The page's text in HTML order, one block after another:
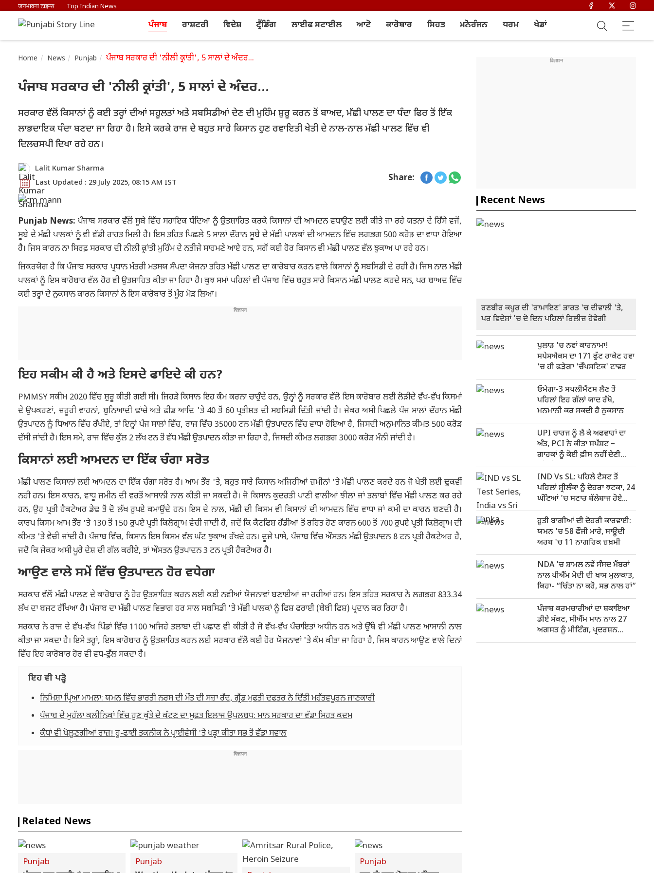
जनभावना टाइम्स Top Indian News
ਪੰਜਾਬ ਰਾਸ਼ਟਰੀ ਵਿਦੇਸ਼ ਟ੍ਰੈਂਡਿੰਗ ਲਾਈਫ ਸਟਾਈਲ ਆਟੋ ਕਾਰੋਬਾਰ ਸਿਹਤ ਮਨੋਰੰਜਨ ਧਰਮ ਖੇਡਾਂ
Home News Punjab ਪੰਜਾਬ ਸਰਕਾਰ ਦੀ 'ਨੀਲੀ ਕ੍ਰਾਂਤੀ', 5 ਸਾਲਾਂ ਦੇ ਅੰਦਰ...
ਪੰਜਾਬ ਸਰਕਾਰ ਦੀ 'ਨੀਲੀ ਕ੍ਰਾਂਤੀ', 5 ਸਾਲਾਂ ਦੇ ਅੰਦਰ...
ਸਰਕਾਰ ਵੱਲੋਂ ਕਿਸਾਨਾਂ ਨੂੰ ਕਈ ਤਰ੍ਹਾਂ ਦੀਆਂ ਸਹੂਲਤਾਂ ਅਤੇ ਸਬਸਿਡੀਆਂ ਦੇਣ ਦੀ ਮੁਹਿੰਮ ਸ਼ੁਰੂ ਕਰਨ ਤੋਂ ਬਾਅਦ, ਮੱਛੀ ਪਾਲਣ ਦਾ ਧੰਦਾ ਫਿਰ ਤੋਂ ਇੱਕ
ਲਾਭਦਾਇਕ ਧੰਦਾ ਬਣਦਾ ਜਾ ਰਿਹਾ ਹੈ। ਇਸੇ ਕਰਕੇ ਰਾਜ ਦੇ ਬਹੁਤ ਸਾਰੇ ਕਿਸਾਨ ਹੁਣ ਰਵਾਇਤੀ ਖੇਤੀ ਦੇ ਨਾਲ-ਨਾਲ ਮੱਛੀ ਪਾਲਣ ਵਿੱਚ ਵੀ
ਦਿਲਚਸਪੀ ਦਿਖਾ ਰਹੇ ਹਨ।
Lalit Kumar Sharma
Last Updated : 29 July 2025, 08:15 AM IST
Share:
Punjab News: ਪੰਜਾਬ ਸਰਕਾਰ ਵੱਲੋਂ ਸੂਬੇ ਵਿੱਚ ਸਹਾਇਕ ਧੰਦਿਆਂ ਨੂੰ ਉਤਸ਼ਾਹਿਤ ਕਰਕੇ ਕਿਸਾਨਾਂ ਦੀ ਆਮਦਨ ਵਧਾਉਣ ਲਈ ਕੀਤੇ ਜਾ ਰਹੇ ਯਤਨਾਂ ਦੇ ਹਿੱਸੇ ਵਜੋਂ,
ਸੂਬੇ ਦੇ ਮੱਛੀ ਪਾਲਕਾਂ ਨੂੰ ਵੀ ਵੱਡੀ ਰਾਹਤ ਮਿਲੀ ਹੈ। ਇਸ ਤਹਿਤ ਪਿਛਲੇ 5 ਸਾਲਾਂ ਦੌਰਾਨ ਸੂਬੇ ਦੇ ਮੱਛੀ ਪਾਲਕਾਂ ਦੀ ਆਮਦਨ ਵਿੱਚ ਲਗਭਗ 500 ਕਰੋੜ ਦਾ ਵਾਧਾ ਹੋਇਆ
ਹੈ। ਜਿਸ ਕਾਰਨ ਨਾ ਸਿਰਫ਼ ਸਰਕਾਰ ਦੀ ਨੀਲੀ ਕ੍ਰਾਂਤੀ ਮੁਹਿੰਮ ਦੇ ਨਤੀਜੇ ਸਾਹਮਣੇ ਆਏ ਹਨ, ਸਗੋਂ ਕਈ ਹੋਰ ਕਿਸਾਨ ਵੀ ਮੱਛੀ ਪਾਲਣ ਵੱਲ ਝੁਕਾਅ ਪਾ ਰਹੇ ਹਨ।
ਜ਼ਿਕਰਯੋਗ ਹੈ ਕਿ ਪੰਜਾਬ ਸਰਕਾਰ ਪ੍ਰਧਾਨ ਮੰਤਰੀ ਮਤਸਯ ਸੰਪਦਾ ਯੋਜਨਾ ਤਹਿਤ ਮੱਛੀ ਪਾਲਣ ਦਾ ਕਾਰੋਬਾਰ ਕਰਨ ਵਾਲੇ ਕਿਸਾਨਾਂ ਨੂੰ ਸਬਸਿਡੀ ਦੇ ਰਹੀ ਹੈ। ਜਿਸ ਨਾਲ ਮੱਛੀ
ਪਾਲਕਾਂ ਨੂੰ ਇਸ ਕਾਰੋਬਾਰ ਵੱਲ ਹੋਰ ਵੀ ਉਤਸ਼ਾਹਿਤ ਕੀਤਾ ਜਾ ਰਿਹਾ ਹੈ। ਕੁਝ ਸਮਾਂ ਪਹਿਲਾਂ ਵੀ ਪੰਜਾਬ ਵਿੱਚ ਬਹੁਤ ਸਾਰੇ ਕਿਸਾਨ ਮੱਛੀ ਪਾਲਣ ਕਰਦੇ ਸਨ, ਪਰ ਬਾਅਦ ਵਿੱਚ
ਕਈ ਤਰ੍ਹਾਂ ਦੇ ਨੁਕਸਾਨ ਕਾਰਨ ਕਿਸਾਨਾਂ ਨੇ ਇਸ ਕਾਰੋਬਾਰ ਤੋਂ ਮੂੰਹ ਮੋੜ ਲਿਆ।
ਇਹ ਸਕੀਮ ਕੀ ਹੈ ਅਤੇ ਇਸਦੇ ਫਾਇਦੇ ਕੀ ਹਨ?
PMMSY ਸਕੀਮ 2020 ਵਿੱਚ ਸ਼ੁਰੂ ਕੀਤੀ ਗਈ ਸੀ। ਜਿਹੜੇ ਕਿਸਾਨ ਇਹ ਕੰਮ ਕਰਨਾ ਚਾਹੁੰਦੇ ਹਨ, ਉਨ੍ਹਾਂ ਨੂੰ ਸਰਕਾਰ ਵੱਲੋਂ ਇਸ ਕਾਰੋਬਾਰ ਲਈ ਲੋੜੀਂਦੇ ਵੱਖ-ਵੱਖ ਕਿਸਮਾਂ
ਦੇ ਉਪਕਰਣਾਂ, ਜ਼ਰੂਰੀ ਵਾਹਨਾਂ, ਬੁਨਿਆਦੀ ਢਾਂਚੇ ਅਤੇ ਫੀਡ ਆਦਿ 'ਤੇ 40 ਤੋਂ 60 ਪ੍ਰਤੀਸ਼ਤ ਦੀ ਸਬਸਿਡੀ ਦਿੱਤੀ ਜਾਂਦੀ ਹੈ। ਜੇਕਰ ਅਸੀਂ ਪਿਛਲੇ ਪੰਜ ਸਾਲਾਂ ਦੌਰਾਨ ਮੱਛੀ
ਉਤਪਾਦਨ ਨੂੰ ਧਿਆਨ ਵਿੱਚ ਰੱਖੀਏ, ਤਾਂ ਇਨ੍ਹਾਂ ਪੰਜ ਸਾਲਾਂ ਵਿੱਚ, ਰਾਜ ਵਿੱਚ 35000 ਟਨ ਮੱਛੀ ਉਤਪਾਦਨ ਵਿੱਚ ਵਾਧਾ ਹੋਇਆ ਹੈ, ਜਿਸਦੀ ਅਨੁਮਾਨਿਤ ਕੀਮਤ 500 ਕਰੋੜ
ਦੱਸੀ ਜਾਂਦੀ ਹੈ। ਇਸ ਸਮੇਂ, ਰਾਜ ਵਿੱਚ ਕੁੱਲ 2 ਲੱਖ ਟਨ ਤੋਂ ਵੱਧ ਮੱਛੀ ਉਤਪਾਦਨ ਕੀਤਾ ਜਾ ਰਿਹਾ ਹੈ, ਜਿਸਦੀ ਕੀਮਤ ਲਗਭਗ 3000 ਕਰੋੜ ਮੰਨੀ ਜਾਂਦੀ ਹੈ।
ਕਿਸਾਨਾਂ ਲਈ ਆਮਦਨ ਦਾ ਇੱਕ ਚੰਗਾ ਸਰੋਤ
ਮੱਛੀ ਪਾਲਣ ਕਿਸਾਨਾਂ ਲਈ ਆਮਦਨ ਦਾ ਇੱਕ ਚੰਗਾ ਸਰੋਤ ਹੈ। ਆਮ ਤੌਰ 'ਤੇ, ਬਹੁਤ ਸਾਰੇ ਕਿਸਾਨ ਅਜਿਹੀਆਂ ਜ਼ਮੀਨਾਂ 'ਤੇ ਮੱਛੀ ਪਾਲਣ ਕਰਦੇ ਹਨ ਜੋ ਖੇਤੀ ਲਈ ਢੁਕਵੀਂ
ਨਹੀਂ ਹਨ। ਇਸ ਕਾਰਨ, ਵਾਧੂ ਜ਼ਮੀਨ ਦੀ ਵਰਤੋਂ ਆਸਾਨੀ ਨਾਲ ਕੀਤੀ ਜਾ ਸਕਦੀ ਹੈ। ਜੋ ਕਿਸਾਨ ਕੁਦਰਤੀ ਪਾਣੀ ਵਾਲੀਆਂ ਝੀਲਾਂ ਜਾਂ ਤਲਾਬਾਂ ਵਿੱਚ ਮੱਛੀ ਪਾਲਣ ਕਰ ਰਹੇ
ਹਨ, ਉਹ ਪ੍ਰਤੀ ਹੈਕਟੇਅਰ ਡੇਢ ਤੋਂ ਦੋ ਲੱਖ ਰੁਪਏ ਕਮਾਉਂਦੇ ਹਨ। ਇਸ ਦੇ ਨਾਲ, ਮੱਛੀ ਦੀ ਕਿਸਮ ਵੀ ਕਿਸਾਨਾਂ ਦੀ ਆਮਦਨ ਵਿੱਚ ਵਾਧਾ ਜਾਂ ਕਮੀ ਦਾ ਕਾਰਨ ਬਣਦੀ ਹੈ।
ਕਾਰਪ ਕਿਸਮ ਆਮ ਤੌਰ 'ਤੇ 130 ਤੋਂ 150 ਰੁਪਏ ਪ੍ਰਤੀ ਕਿਲੋਗ੍ਰਾਮ ਵੇਚੀ ਜਾਂਦੀ ਹੈ, ਜਦੋਂ ਕਿ ਕੈਟਫਿਸ਼ ਹੱਡੀਆਂ ਤੋਂ ਰਹਿਤ ਹੋਣ ਕਾਰਨ 600 ਤੋਂ 700 ਰੁਪਏ ਪ੍ਰਤੀ ਕਿਲੋਗ੍ਰਾਮ ਦੀ
ਕੀਮਤ 'ਤੇ ਵੇਚੀ ਜਾਂਦੀ ਹੈ। ਪੰਜਾਬ ਵਿੱਚ, ਕਿਸਾਨ ਇਸ ਕਿਸਮ ਵੱਲ ਘੱਟ ਝੁਕਾਅ ਰੱਖਦੇ ਹਨ। ਦੂਜੇ ਪਾਸੇ, ਪੰਜਾਬ ਵਿੱਚ ਔਸਤਨ ਮੱਛੀ ਉਤਪਾਦਨ 8 ਟਨ ਪ੍ਰਤੀ ਹੈਕਟੇਅਰ ਹੈ,
ਜਦੋਂ ਕਿ ਜੇਕਰ ਅਸੀਂ ਪੂਰੇ ਦੇਸ਼ ਦੀ ਗੱਲ ਕਰੀਏ, ਤਾਂ ਔਸਤਨ ਉਤਪਾਦਨ 3 ਟਨ ਪ੍ਰਤੀ ਹੈਕਟੇਅਰ ਹੈ।
ਆਉਣ ਵਾਲੇ ਸਮੇਂ ਵਿੱਚ ਉਤਪਾਦਨ ਹੋਰ ਵਧੇਗਾ
ਸਰਕਾਰ ਵੱਲੋਂ ਮੱਛੀ ਪਾਲਣ ਦੇ ਕਾਰੋਬਾਰ ਨੂੰ ਹੋਰ ਉਤਸ਼ਾਹਿਤ ਕਰਨ ਲਈ ਕਈ ਨਵੀਆਂ ਯੋਜਨਾਵਾਂ ਬਣਾਈਆਂ ਜਾ ਰਹੀਆਂ ਹਨ। ਇਸ ਤਹਿਤ ਸਰਕਾਰ ਨੇ ਲਗਭਗ 833.34
ਲੱਖ ਦਾ ਬਜਟ ਰੱਖਿਆ ਹੈ। ਪੰਜਾਬ ਦਾ ਮੱਛੀ ਪਾਲਣ ਵਿਭਾਗ ਹਰ ਸਾਲ ਸਬਸਿਡੀ 'ਤੇ ਮੱਛੀ ਪਾਲਕਾਂ ਨੂੰ ਫਿਸ਼ ਫਰਾਈ (ਬੇਬੀ ਫਿਸ਼) ਪ੍ਰਦਾਨ ਕਰ ਰਿਹਾ ਹੈ।
ਸਰਕਾਰ ਨੇ ਰਾਜ ਦੇ ਵੱਖ-ਵੱਖ ਪਿੰਡਾਂ ਵਿੱਚ 1100 ਅਜਿਹੇ ਤਲਾਬਾਂ ਦੀ ਪਛਾਣ ਵੀ ਕੀਤੀ ਹੈ ਜੋ ਵੱਖ-ਵੱਖ ਪੰਚਾਇਤਾਂ ਅਧੀਨ ਹਨ ਅਤੇ ਉੱਥੇ ਵੀ ਮੱਛੀ ਪਾਲਣ ਆਸਾਨੀ ਨਾਲ
ਕੀਤਾ ਜਾ ਸਕਦਾ ਹੈ। ਇਸੇ ਤਰ੍ਹਾਂ, ਇਸ ਕਾਰੋਬਾਰ ਨੂੰ ਉਤਸ਼ਾਹਿਤ ਕਰਨ ਲਈ ਸਰਕਾਰ ਵੱਲੋਂ ਕਈ ਹੋਰ ਯੋਜਨਾਵਾਂ 'ਤੇ ਕੰਮ ਕੀਤਾ ਜਾ ਰਿਹਾ ਹੈ, ਜਿਸ ਕਾਰਨ ਆਉਣ ਵਾਲੇ ਦਿਨਾਂ
ਵਿੱਚ ਇਹ ਕਾਰੋਬਾਰ ਹੋਰ ਵੀ ਵਧ-ਫੁੱਲ ਸਕਦਾ ਹੈ।
ਇਹ ਵੀ ਪੜ੍ਹੋ
ਨਿਮਿਸ਼ਾ ਪ੍ਰਿਆ ਮਾਮਲਾ: ਯਮਨ ਵਿੱਚ ਭਾਰਤੀ ਨਰਸ ਦੀ ਮੌਤ ਦੀ ਸਜ਼ਾ ਰੱਦ, ਗ੍ਰੈਂਡ ਮੁਫਤੀ ਦਫਤਰ ਨੇ ਦਿੱਤੀ ਮਹੱਤਵਪੂਰਨ ਜਾਣਕਾਰੀ
ਪੰਜਾਬ ਦੇ ਮੁਹੱਲਾ ਕਲੀਨਿਕਾਂ ਵਿੱਚ ਹੁਣ ਕੁੱਤੇ ਦੇ ਕੱਟਣ ਦਾ ਮੁਫ਼ਤ ਇਲਾਜ ਉਪਲਬਧ: ਮਾਨ ਸਰਕਾਰ ਦਾ ਵੱਡਾ ਸਿਹਤ ਕਦਮ
ਕੰਧਾਂ ਵੀ ਖੋਲ੍ਹਣਗੀਆਂ ਰਾਜ਼! ਹੂ-ਫਾਈ ਤਕਨੀਕ ਨੇ ਪ੍ਰਾਈਵੇਸੀ 'ਤੇ ਖੜ੍ਹਾ ਕੀਤਾ ਸਭ ਤੋਂ ਵੱਡਾ ਸਵਾਲ
Related News
Punjab Punjab Punjab
Recent News
ਰਣਬੀਰ ਕਪੂਰ ਦੀ 'ਰਾਮਾਇਣ' ਭਾਰਤ 'ਚ ਦੀਵਾਲੀ 'ਤੇ,
ਪਰ ਵਿਦੇਸ਼ਾਂ 'ਚ ਦੋ ਦਿਨ ਪਹਿਲਾਂ ਰਿਲੀਜ਼ ਹੋਵੇਗੀ
ਪੁਲਾੜ 'ਚ ਨਵਾਂ ਕਾਰਨਾਮਾ!
ਸਪੇਸਐਕਸ ਦਾ 171 ਫੁੱਟ ਰਾਕੇਟ ਹਵਾ
'ਚ ਹੀ ਫੜੇਗਾ 'ਚੌਪਸਟਿਕ' ਟਾਵਰ
ਓਮੇਗਾ-3 ਸਪਲੀਮੈਂਟਸ ਲੈਣ ਤੋਂ
ਪਹਿਲਾਂ ਇਹ ਗੱਲਾਂ ਯਾਦ ਰੱਖੋ,
ਮਨਮਾਨੀ ਕਰ ਸਕਦੀ ਹੈ ਨੁਕਸਾਨ
UPI ਚਾਰਜ ਨੂੰ ਲੈ ਕੇ ਅਫਵਾਹਾਂ ਦਾ
ਅੰਤ, PCI ਨੇ ਕੀਤਾ ਸਪੱਸ਼ਟ –
ਗਾਹਕਾਂ ਨੂੰ ਕੋਈ ਫ਼ੀਸ ਨਹੀਂ ਦੇਣੀ
ਪਵੇਗੀ
IND Vs SL: ਪਹਿਲੇ ਟੈਸਟ ਤੋਂ
ਪਹਿਲਾਂ ਸ਼੍ਰੀਲੰਕਾ ਨੂੰ ਦੋਹਰਾ ਝਟਕਾ, 24
ਘੰਟਿਆਂ 'ਚ ਸਟਾਰ ਬੱਲੇਬਾਜ ਹੋਏ
ਬਾਹਰ
ਹੂਤੀ ਬਾਗੀਆਂ ਦੀ ਦੋਹਰੀ ਕਾਰਵਾਈ:
ਯਮਨ 'ਚ 58 ਫੌਜੀ ਮਾਰੇ, ਸਾਊਦੀ
ਅਰਬ 'ਚ 11 ਨਾਗਰਿਕ ਜ਼ਖ਼ਮੀ
NDA 'ਚ ਸ਼ਾਮਲ ਨਵੇਂ ਸੰਸਦ ਮੈਂਬਰਾਂ
ਨਾਲ ਪੀਐੱਮ ਮੋਦੀ ਦੀ ਖਾਸ ਮੁਲਾਕਾਤ,
ਕਿਹਾ- “ਚਿੰਤਾ ਨਾ ਕਰੋ, ਸਭ ਨਾਲ ਹਾਂ”
ਪੰਜਾਬ ਕਰਮਚਾਰੀਆਂ ਦਾ ਬਕਾਇਆ
ਡੀਏ ਸੰਕਟ, ਸੀਐੱਮ ਮਾਨ ਨਾਲ 27
ਅਗਸਤ ਨੂੰ ਮੀਟਿੰਗ, ਪ੍ਰਦਰਸ਼ਨ
ਦੌਰਾਨ ਪੁਲਿਸ ਨਾਲ ਝੜਪ